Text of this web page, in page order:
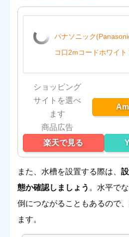
パナソニック
コ口2mコードホワイ
ショッピング
サイトを選べ
ます
楽天で見る
また、水槽を設置する際は、
態か確認しましょう 。水平で
倒につながることもあるので
ます。